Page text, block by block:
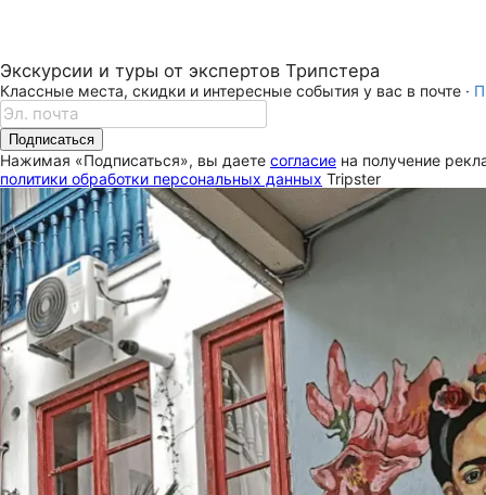
Экскурсии и туры от экспертов Трипстера
Классные места, скидки и интересные события у вас в почте ·
Подписаться
Нажимая «Подписаться», вы даете согласие на получение
политики обработки персональных данных Tripster